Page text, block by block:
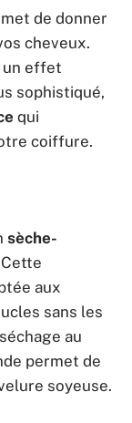
de donner
cheveux.
un effet
sophistiqué,
qui
coiffure.
sèche-
aux
sans les
au
permet de
soyeuse.